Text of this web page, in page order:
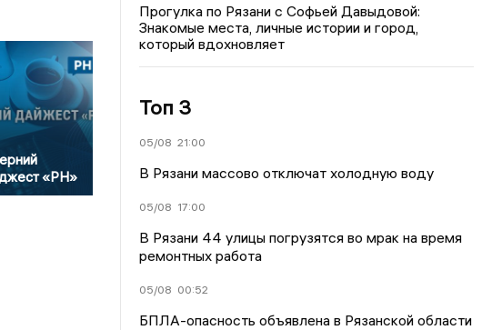
«РН»
Прогулка по Рязани с Софьей Давыдовой:
Знакомые места, личные истории и город,
который вдохновляет
Топ 3
05/08 21:00
В Рязани массово отключат холодную воду
05/08 17:00
В Рязани 44 улицы погрузятся во мрак на время
ремонтных работа
05/08 00:52
БПЛА-опасность объявлена в Рязанской области